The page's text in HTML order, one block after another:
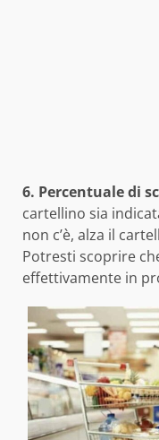
6. Percentuale di
cartellino sia
non c’è, alza il
Potresti scoprire
effettivamente in